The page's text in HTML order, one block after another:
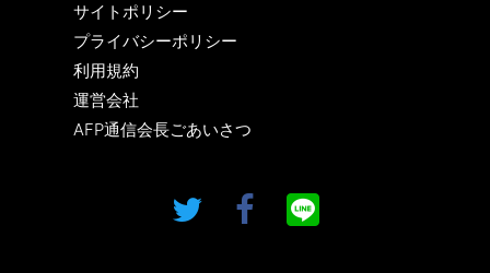
サイトポリシー
プライバシーポリシー
利用規約
運営会社
AFP通信会長ごあいさつ